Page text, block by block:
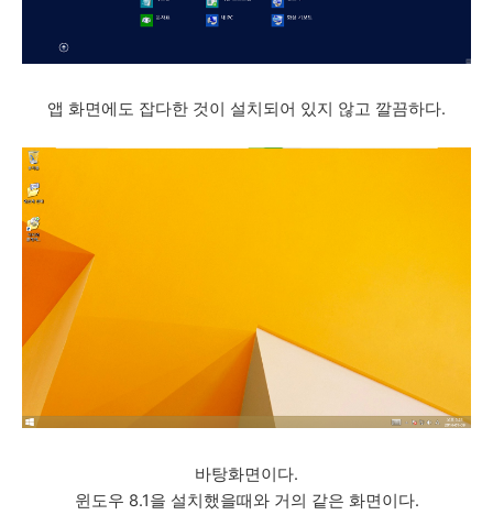
앱 화면에도 잡다한 것이 설치되어 있지 않고 깔끔하다.
바탕화면이다.
윈도우 8.1을 설치했을때와 거의 같은 화면이다.